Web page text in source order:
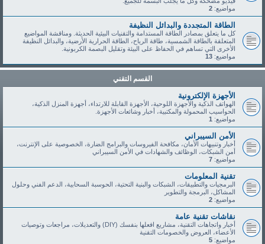
مواضيع: 2
الطاقة المتجددة والبدائل النظيفة
كل ما يتعلق بمصادر الطاقة المستدامة والتقنيات البيئية الحديثة. ومناقشة المواضيع
المتعلقة بالطاقة الشمسية، طاقة الرياح، الطاقة الحرارية الأرضية، والبدائل النظيفة
الأخرى التي تساهم في الحفاظ على البيئة وتقليل البصمة الكربونية.
مواضيع: 13
القسم التقني
الأجهزة الإلكترونية
الهواتف الذكية والأجهزة اللوحية، الأجهزة القابلة للارتداء، أجهزة المنزل الذكية،
الحواسيب المحمولة والمكتبية، أخبار وشائعات الأجهزة.
مواضيع: 1
الأمن السيبراني
أخبار وتنبيهات الأمان، مكافحة الفيروسات والبرامج الضارة، الخصوصية على الإنترنت،
أمن الشبكات، الوظائف والشهادات في الأمن السيبراني
مواضيع: 7
تقنية المعلومات
البرمجيات والتطبيقات، الشبكات والبنية التحتية، الحوسبة السحابية، الدعم الفني وحلول
المشاكل، البرمجة والتطوير
مواضيع: 2
نقاشات تقنية عامة
أخبار واتجاهات التقنية، مشاريع افعلها بنفسك (DIY) والتعديلات، مراجعات وتوصيات
الأعضاء، العروض والخصومات التقنية
مواضيع: 5